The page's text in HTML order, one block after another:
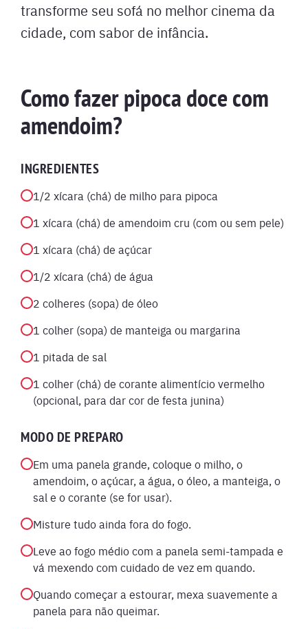
transforme seu sofá no melhor cinema da
cidade, com sabor de infância.
Como fazer pipoca doce com
amendoim?
INGREDIENTES
1/2 xícara (chá) de milho para pipoca
1 xícara (chá) de amendoim cru (com ou sem pele)
1 xícara (chá) de açúcar
1/2 xícara (chá) de água
2 colheres (sopa) de óleo
1 colher (sopa) de manteiga ou margarina
1 pitada de sal
1 colher (chá) de corante alimentício vermelho
(opcional, para dar cor de festa junina)
MODO DE PREPARO
Em uma panela grande, coloque o milho, o
amendoim, o açúcar, a água, o óleo, a manteiga, o
sal e o corante (se for usar).
Misture tudo ainda fora do fogo.
Leve ao fogo médio com a panela semi-tampada e
vá mexendo com cuidado de vez em quando.
Quando começar a estourar, mexa suavemente a
panela para não queimar.